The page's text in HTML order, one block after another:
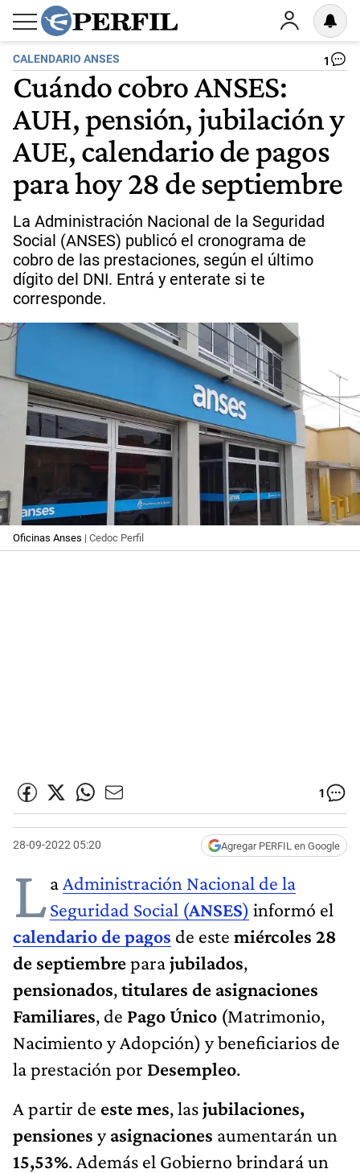
CALENDARIO ANSES 1
Cuándo cobro ANSES:
AUH, pensión, jubilación y
AUE, calendario de pagos
para hoy 28 de septiembre
La Administración Nacional de la Seguridad
Social (ANSES) publicó el cronograma de
cobro de las prestaciones, según el último
dígito del DNI. Entrá y enterate si te
corresponde.
Oficinas Anses | Cedoc Perfil
1
28-09-2022 05:20 Agregar PERFIL en Google
La Administración Nacional de la
Seguridad Social (ANSES) informó el
calendario de pagos de este miércoles 28
de septiembreparajubilados,
pensionados,titulares de asignaciones
Familiares, de Pago Único (Matrimonio,
Nacimiento y Adopción) y beneficiarios de
la prestación por Desempleo.
A partir de este mes,lasjubilaciones,
pensiones yasignaciones aumentarán un
15,53%. Además el Gobierno brindará un